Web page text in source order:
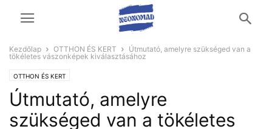
Kezdőlap OTTHON ÉS KERT
Útmutató, amelyre szükséged van a
tökéletes vászonképek kiválasztásához
OTTHON ÉS KERT
Útmutató, amelyre
szükséged van a tökéletes